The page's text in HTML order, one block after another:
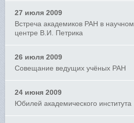
27 июля 2009
Встреча академиков РАН в научном
центре В.И. Петрика
26 июля 2009
Совещание ведущих учёных РАН
24 июня 2009
Юбилей академического института